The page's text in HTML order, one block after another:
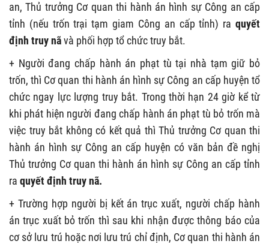
an, Thủ trưởng Cơ quan thi hành án hình sự Công an cấp
tỉnh (nếu trốn trại tạm giam Công an cấp tỉnh) ra quyết
định truy nãvà phối hợp tổ chức truy bắt.
+ Người đang chấp hành án phạt tù tại nhà tạm giữ bỏ
trốn, thì Cơ quan thi hành án hình sự Công an cấp huyện tổ
chức ngay lực lượng truy bắt. Trong thời hạn 24 giờ kể từ
khi phát hiện người đang chấp hành án phạt tù bỏ trốn mà
việc truy bắt không có kết quả thì Thủ trưởng Cơ quan thi
hành án hình sự Công an cấp huyện có văn bản đề nghị
Thủ trưởng Cơ quan thi hành án hình sự Công an cấp tỉnh
ra quyết định truy nã.
+ Trường hợp người bị kết án trục xuất, người chấp hành
án trục xuất bỏ trốn thì sau khi nhận được thông báo của
cơ sở lưu trú hoặc nơi lưu trú chỉ định, Cơ quan thi hành án